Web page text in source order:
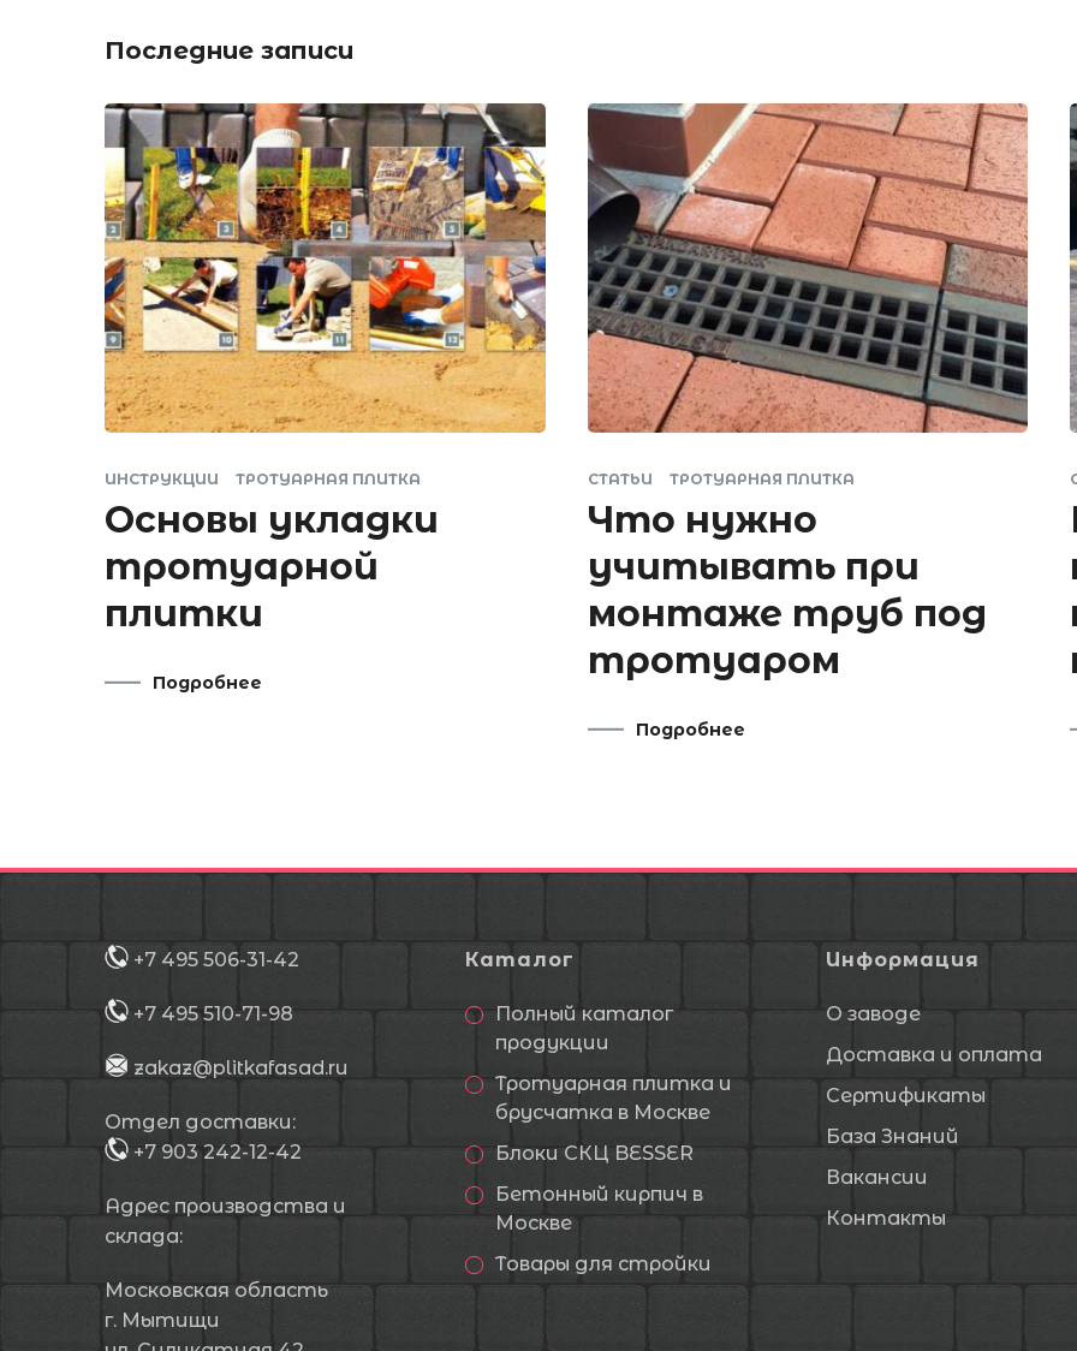
Последние записи
ИНСТРУКЦИИ ТРОТУАРНАЯ ПЛИТКА
Основы укладки
тротуарной
плитки
Подробнее
СТАТЬИ ТРОТУАРНАЯ ПЛИТКА
Что нужно
учитывать при
монтаже труб под
тротуаром
Подробнее
+7 495 506-31-42
+7 495 510-71-98
zakaz@plitkafasad.ru
Отдел доставки:
+7 903 242-12-42
Адрес производства и
склада:
Московская область
г. Мытищи
Каталог
Полный каталог
продукции
Тротуарная плитка и
брусчатка в Москве
Блоки СКЦ BESSER
Бетонный кирпич в
Москве
Товары для стройки
Информация
О заводе
Доставка и оплата
Сертификаты
База Знаний
Вакансии
Контакты